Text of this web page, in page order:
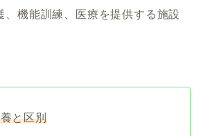
、機能訓練、医療を提供する施設
と区別